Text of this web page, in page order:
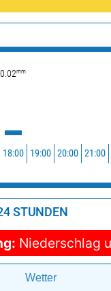
0.02mm
18:00 19:00 20:00 21:00
STUNDEN
Niederschlag
Wetter